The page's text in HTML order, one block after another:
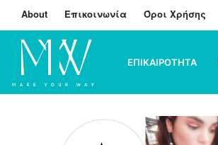
About Επικοινωνία Όροι Χρήσης
ΕΠΙΚΑΙΡΟΤΗΤΑ